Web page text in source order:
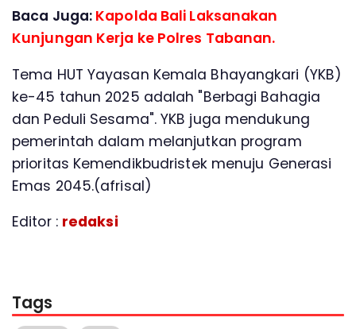
Baca Juga: Kapolda Bali Laksanakan
Kunjungan Kerja ke Polres Tabanan.
Tema HUT Yayasan Kemala Bhayangkari (YKB)
ke-45 tahun 2025 adalah "Berbagi Bahagia
dan Peduli Sesama". YKB juga mendukung
pemerintah dalam melanjutkan program
prioritas Kemendikbudristek menuju Generasi
Emas 2045.(afrisal)
Editor : redaksi
Tags